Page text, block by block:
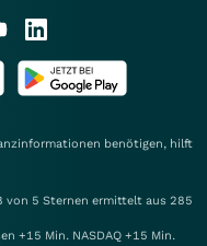
benötigen, hilft
von 5 Sternen ermittelt aus 285
+15 Min. NASDAQ +15 Min.